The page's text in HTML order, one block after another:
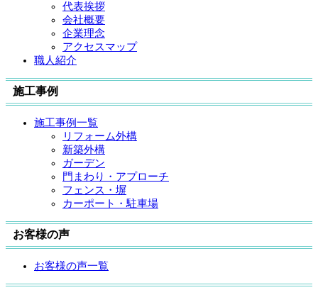
代表挨拶
会社概要
企業理念
アクセスマップ
職人紹介
施工事例
施工事例一覧
リフォーム外構
新築外構
ガーデン
門まわり・アプローチ
フェンス・塀
カーポート・駐車場
お客様の声
お客様の声一覧